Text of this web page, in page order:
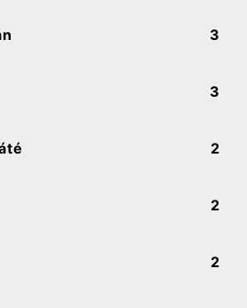
3
3
2
2
2